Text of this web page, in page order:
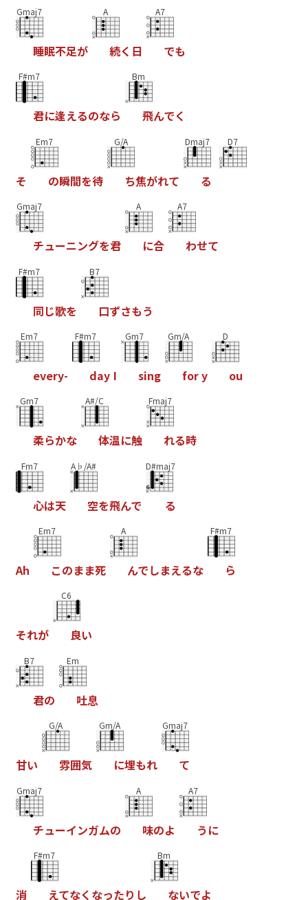
Gmaj7
睡眠不足が
A
続く 日
A7
でも
F#m7
君に逢えるのなら
Bm
飛んでく
そ
Em7
の瞬間を待
G/A
ち焦がれて
Dmaj7
る
D7
Gmaj7
チューニングを君
A
に合
A7
わせて
F#m7
同じ歌を
B7
口ずさもう
Em7
every-
F#m7
day I
Gm7
sing
Gm/A
fory
D
ou
Gm7
柔らかな
A#/C
体温に触
Fmaj7
れる時
Fm7
心は天
A♭/A#
空を飛んで
D#maj7
る
Ah
Em7
このまま死
A
んでしまえるな
F#m7
ら
それが
C6
良い
B7
君の
Em
吐息
甘い
G/A
雰囲気
Gm/A
に埋もれ
Gmaj7
て
Gmaj7
チューインガムの
A
味のよ
A7
う に
消
F#m7
えてなく なったり し
Bm
ないでよ